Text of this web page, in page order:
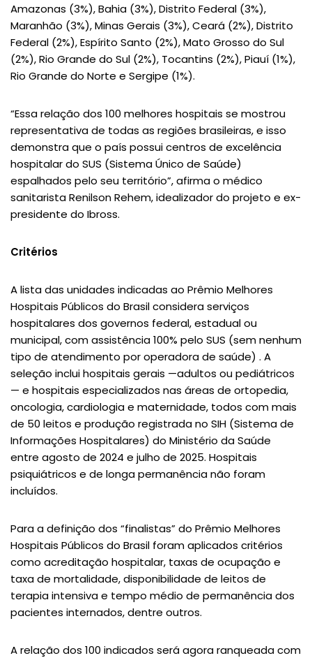
Amazonas (3%), Bahia (3%), Distrito Federal (3%),
Maranhão (3%), Minas Gerais (3%), Ceará (2%), Distrito
Federal (2%), Espírito Santo (2%), Mato Grosso do Sul
(2%), Rio Grande do Sul (2%), Tocantins (2%), Piauí (1%),
Rio Grande do Norte e Sergipe (1%).
“Essa relação dos 100 melhores hospitais se mostrou
representativa de todas as regiões brasileiras, e isso
demonstra que o país possui centros de excelência
hospitalar do SUS (Sistema Único de Saúde)
espalhados pelo seu território”, afirma o médico
sanitarista Renilson Rehem, idealizador do projeto e ex-
presidente do Ibross.
Critérios
A lista das unidades indicadas ao Prêmio Melhores
Hospitais Públicos do Brasil considera serviços
hospitalares dos governos federal, estadual ou
municipal, com assistência 100% pelo SUS (sem nenhum
tipo de atendimento por operadora de saúde) . A
seleção inclui hospitais gerais —adultos ou pediátricos
— e hospitais especializados nas áreas de ortopedia,
oncologia, cardiologia e maternidade, todos com mais
de 50 leitos e produção registrada no SIH (Sistema de
Informações Hospitalares) do Ministério da Saúde
entre agosto de 2024 e julho de 2025. Hospitais
psiquiátricos e de longa permanência não foram
incluídos.
Para a definição dos “finalistas” do Prêmio Melhores
Hospitais Públicos do Brasil foram aplicados critérios
como acreditação hospitalar, taxas de ocupação e
taxa de mortalidade, disponibilidade de leitos de
terapia intensiva e tempo médio de permanência dos
pacientes internados, dentre outros.
A relação dos 100 indicados será agora ranqueada com